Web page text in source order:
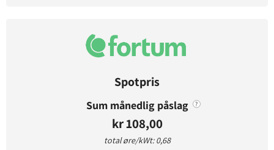
Spotpris
Sum månedlig påslag ?
kr 108,00
total øre/kWt: 0,68